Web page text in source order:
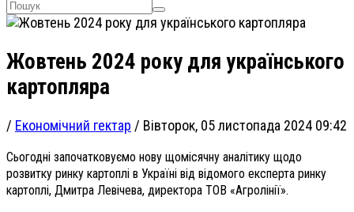
Жовтень 2024 року для українського
картопляра
/ Економічний гектар / Вівторок, 05 листопада 2024 09:42
Сьогодні започатковуємо нову щомісячну аналітику щодо
розвитку ринку картоплі в Україні від відомого експерта ринку
картоплі, Дмитра Левічева, директора ТОВ «Агролінії».